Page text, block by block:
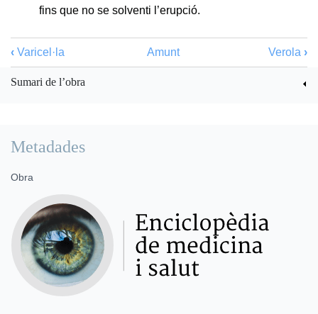
fins que no se solventi l’erupció.
‹ Varicel·la Amunt Verola ›
Sumari de l’obra
Metadades
Obra